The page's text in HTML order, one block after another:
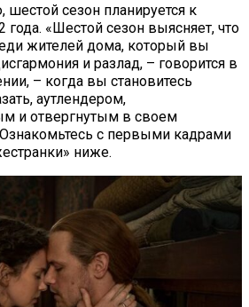
сезон планируется к
года. «Шестой сезон выясняет, что
жителей дома, который вы
и разлад, – говорится в
– когда вы становитесь
аутлендером,
и отвергнутым в своем
с первыми кадрами
ниже.